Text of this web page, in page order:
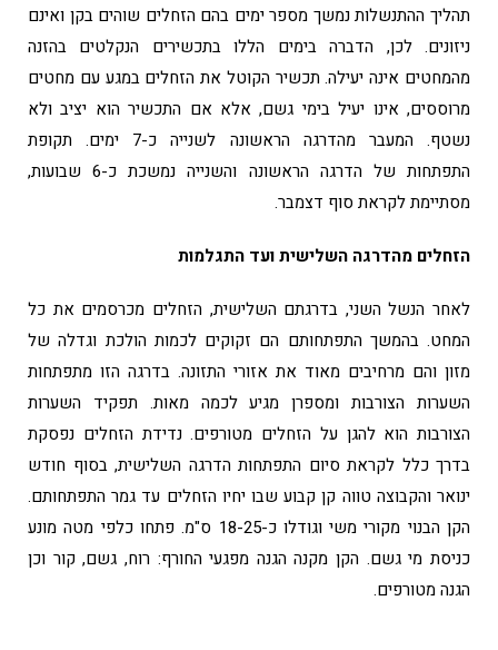
תהליך ההתנשלות נמשך מספר ימים בהם הזחלים שוהים בקן ואינם
ניזונים. לכן, הדברה בימים הללו בתכשירים הנקלטים בהזנה
מהמחטים אינה יעילה. תכשיר הקוטל את הזחלים במגע עם מחטים
מרוססים, אינו יעיל בימי גשם, אלא אם התכשיר הוא יציב ולא
נשטף. המעבר מהדרגה הראשונה לשנייה כ-7 ימים. תקופת
התפתחות של הדרגה הראשונה והשנייה נמשכת כ-6 שבועות,
מסתיימת לקראת סוף דצמבר.
הזחלים מהדרגה השלישית ועד התגלמות
לאחר הנשל השני, בדרגתם השלישית, הזחלים מכרסמים את כל
המחט. בהמשך התפתחותם הם זקוקים לכמות הולכת וגדלה של
מזון והם מרחיבים מאוד את אזורי התזונה. בדרגה הזו מתפתחות
השערות הצורבות ומספרן מגיע לכמה מאות. תפקיד השערות
הצורבות הוא להגן על הזחלים מטורפים. נדידת הזחלים נפסקת
בדרך כלל לקראת סיום התפתחות הדרגה השלישית, בסוף חודש
ינואר והקבוצה טווה קן קבוע שבו יחיו הזחלים עד גמר התפתחותם.
הקן הבנוי מקורי משי וגודלו כ-18-25 ס"מ. פתחו כלפי מטה מונע
כניסת מי גשם. הקן מקנה הגנה מפגעי החורף: רוח, גשם, קור וכן
הגנה מטורפים.